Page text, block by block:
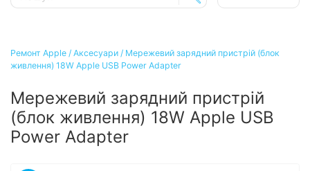
Ремонт Apple / Аксесуари / Мережевий зарядний пристрій (блок
живлення) 18W Apple USB Power Adapter
Мережевий зарядний пристрій
(блок живлення) 18W Apple USB
Power Adapter